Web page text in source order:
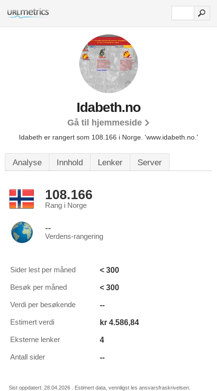
Idabeth.no
Gå til hjemmeside
Idabeth er rangert som 108.166 i Norge. 'www.idabeth.no.'
Analyse Innhold Lenker Server
108.166
Rang i Norge
--
Verdens-rangering
Sider lest per måned < 300
Besøk per måned < 300
Verdi per besøkende --
Estimert verdi kr 4.586,84
Eksterne lenker 4
Antall sider --
Sist oppdatert: 28.04.2026 . Estimert data, vennligst les ansvarsfraskrivelsen.